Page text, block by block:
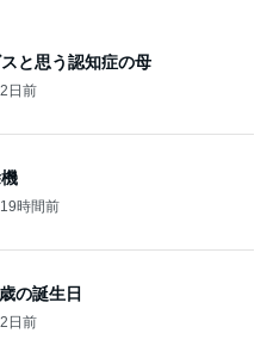
と思う認知症の母
2日前
19時間前
の誕生日
2日前